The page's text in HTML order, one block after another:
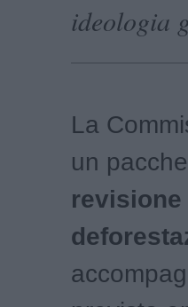
ideologia
La
un
revisione